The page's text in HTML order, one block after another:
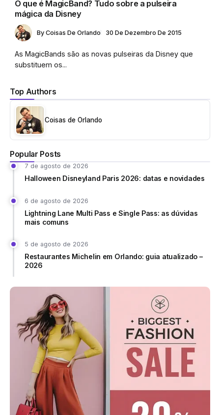
Top Authors
Coisas de Orlando
Popular Posts
7 de agosto de 2026
Halloween Disneyland Paris 2026: datas e novidades
6 de agosto de 2026
Lightning Lane Multi Pass e Single Pass: as dúvidas
mais comuns
5 de agosto de 2026
Restaurantes Michelin em Orlando: guia atualizado –
2026
O que é MagicBand? Tudo sobre a pulseira
mágica da Disney
By Coisas De Orlando 30 De Dezembro De 2015
As MagicBands são as novas pulseiras da Disney que
substituem os...